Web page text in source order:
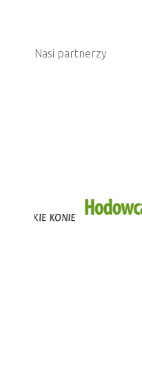
Nasi partnerzy